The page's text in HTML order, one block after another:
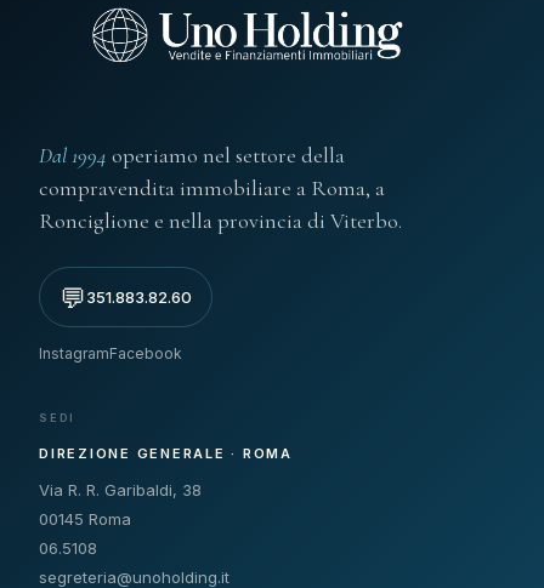
Dal 1994 operiamo nel settore della
compravendita immobiliare a Roma, a
Ronciglione e nella provincia di Viterbo.
💬351.883.82.60
InstagramFacebook
SEDI
DIREZIONE GENERALE · ROMA
Via R. R. Garibaldi, 38
00145 Roma
06.5108
segreteria@unoholding.it